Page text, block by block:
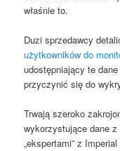
właśnie to.
Duzi sprzedawcy
użytkowników do
udostępniający te
przyczynić się do
Trwają szeroko
wykorzystujące dane
„ekspertami” z